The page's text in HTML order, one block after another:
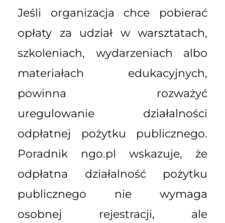
Jeśli organizacja chce pobierać
opłaty za udział w warsztatach,
szkoleniach, wydarzeniach albo
materiałach edukacyjnych,
powinna rozważyć
uregulowanie działalności
odpłatnej pożytku publicznego.
Poradnik ngo.pl wskazuje, że
odpłatna działalność pożytku
publicznego nie wymaga
osobnej rejestracji, ale